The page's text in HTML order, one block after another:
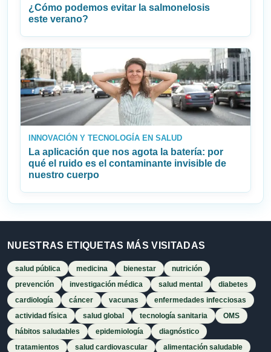
¿Cómo podemos evitar la salmonelosis
este verano?
INNOVACIÓN Y TECNOLOGÍA EN SALUD
La aplicación que nos agota la batería: por
qué el ruido es el contaminante invisible de
nuestro cuerpo
NUESTRAS ETIQUETAS MÁS VISITADAS
salud pública medicina bienestar
nutrición
prevención
investigación médica salud mental
diabetes
cardiología
cáncer vacunas
enfermedades infecciosas
actividad física
salud global tecnología sanitaria
OMS
hábitos saludables
epidemiología
diagnóstico
tratamientos
salud cardiovascular
alimentación saludable